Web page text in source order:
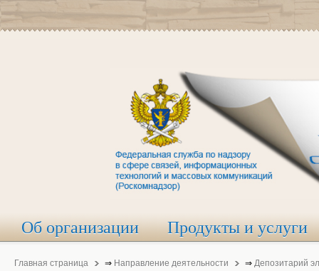
Об организации Продукты и услуги
Главная страница ⇒ Направление деятельности ⇒ Депозитарий